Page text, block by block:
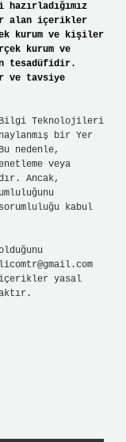
alan içerikler
kurum ve kişiler
kurum ve
tesadüfidir.
ve tavsiye
Bilgi Teknolojileri
bir Yer
nedenle,
veya
Ancak,
kabul
yasal